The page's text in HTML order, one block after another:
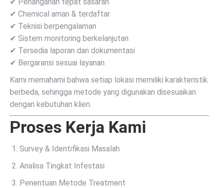
✔ Chemical aman & terdaftar
✔ Teknisi berpengalaman
✔ Sistem monitoring berkelanjutan
✔ Tersedia laporan dan dokumentasi
✔ Bergaransi sesuai layanan
Kami memahami bahwa setiap lokasi memiliki karakteristik
berbeda, sehingga metode yang digunakan disesuaikan
dengan kebutuhan klien.
Proses Kerja Kami
Survey & Identifikasi Masalah
Analisa Tingkat Infestasi
Penentuan Metode Treatment